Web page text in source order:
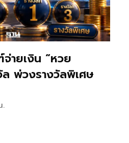
ายเงิน “หวย
พ่วงรางวัลพิเศษ
.